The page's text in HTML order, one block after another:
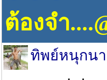
ต้องจำ
ทิพย์หนุกน